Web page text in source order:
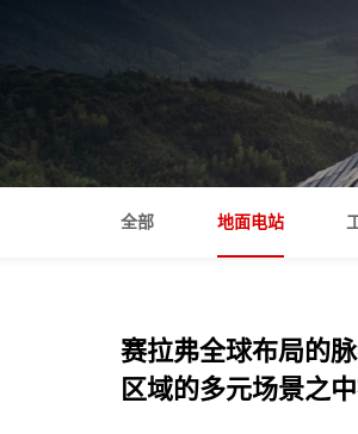
关于我们
全部 地面电站
赛拉弗全球布局的
区域的多元场景之